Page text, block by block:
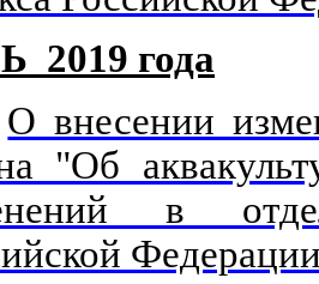
2019 года
О внесении
"Об
в